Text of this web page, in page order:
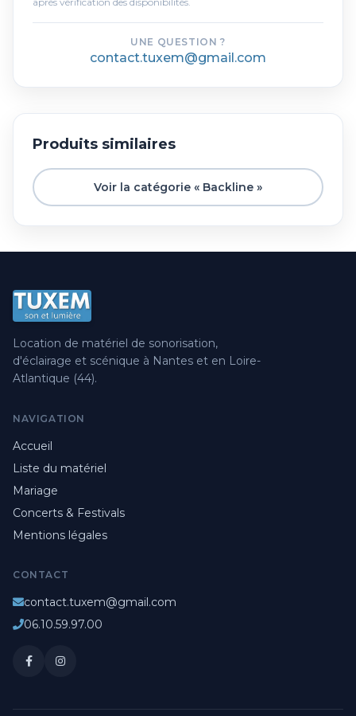
UNE QUESTION ?
contact.tuxem@gmail.com
Produits similaires
Voir la catégorie « Backline »
Location de matériel de sonorisation,
d'éclairage et scénique à Nantes et en Loire-
Atlantique (44).
NAVIGATION
Accueil
Liste du matériel
Mariage
Concerts & Festivals
Mentions légales
CONTACT
contact.tuxem@gmail.com
06.10.59.97.00